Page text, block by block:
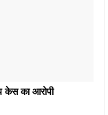
केस का आरोपी